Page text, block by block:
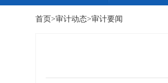
首页>审计动态>审计要闻